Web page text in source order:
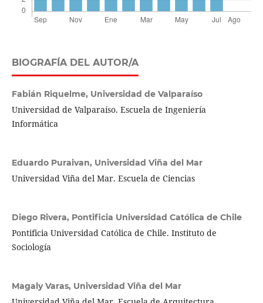
BIOGRAFÍA DEL AUTOR/A
Fabián Riquelme, Universidad de Valparaíso
Universidad de Valparaíso. Escuela de Ingeniería
Informática
Eduardo Puraivan, Universidad Viña del Mar
Universidad Viña del Mar. Escuela de Ciencias
Diego Rivera, Pontificia Universidad Católica de Chile
Pontificia Universidad Católica de Chile. Instituto de
Sociología
Magaly Varas, Universidad Viña del Mar